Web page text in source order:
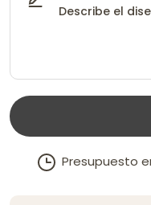
Presupuesto